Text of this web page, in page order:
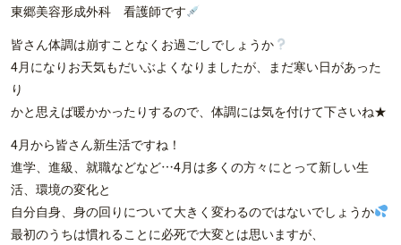
東郷美容形成外科 看護師です
皆さん体調は崩すことなくお過ごしでしょうか
4月になりお天気もだいぶよくなりましたが、まだ寒い日があった
り
かと思えば暖かかったりするので、体調には気を付けて下さいね★
4月から皆さん新生活ですね！
進学、進級、就職などなど…4月は多くの方々にとって新しい生
活、環境の変化と
自分自身、身の回りについて大きく変わるのではないでしょうか
最初のうちは慣れることに必死で大変とは思いますが、